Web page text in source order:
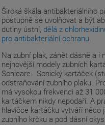
Široká škála antibakteriálního
postupně se uvolňovat a být
dutiny ústní, dělá z
pro antibakteriální ochranu.
Na zubní plak, zánět dásně a i
nejnovější modely zubních
Sonicare. Sonický kartáček
odstraňování zubního plaku.
má vysokou frekvenci až 31
kartáčkem nikdy nepodaří. A
hlavičce kartáčku vytváří něco
zubního krčku a pod dásní